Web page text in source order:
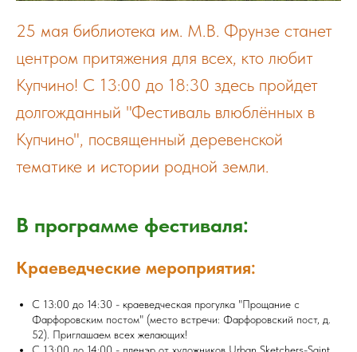
25 мая библиотека им. М.В. Фрунзе станет
центром притяжения для всех, кто любит
Купчино! С 13:00 до 18:30 здесь пройдет
долгожданный "Фестиваль влюблённых в
Купчино", посвященный деревенской
тематике и истории родной земли.
В программе фестиваля:
Краеведческие мероприятия:
С 13:00 до 14:30 - краеведческая прогулка "Прощание с
Фарфоровским постом" (место встречи: Фарфоровский пост, д.
52). Приглашаем всех желающих!